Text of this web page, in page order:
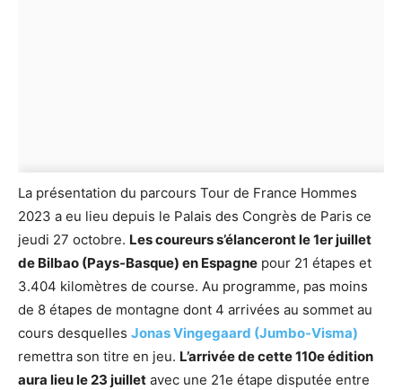
La présentation du parcours Tour de France Hommes
2023 a eu lieu depuis le Palais des Congrès de Paris ce
jeudi 27 octobre. Les coureurs s’élanceront le 1er juillet
de Bilbao (Pays-Basque) en Espagne pour 21 étapes et
3.404 kilomètres de course. Au programme, pas moins
de 8 étapes de montagne dont 4 arrivées au sommet au
cours desquelles Jonas Vingegaard (Jumbo-Visma)
remettra son titre en jeu. L’arrivée de cette 110e édition
aura lieu le 23 juillet avec une 21e étape disputée entre